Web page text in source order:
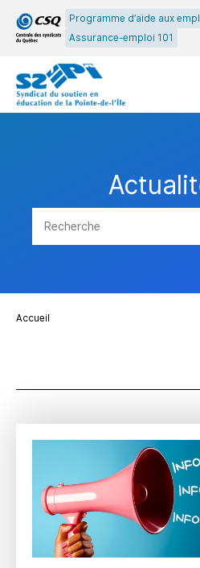
Passer
au
menu
principal
Passer
au
contenu
Programme d’aide aux
Assurance-emploi 101
Accueil